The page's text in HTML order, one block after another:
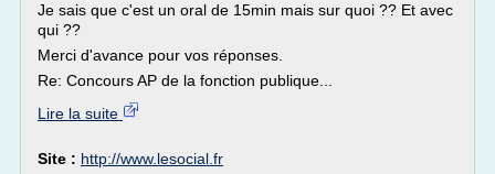
Je sais que c'est un oral de 15min mais sur quoi ?? Et avec
qui ??
Merci d'avance pour vos réponses.
Re: Concours AP de la fonction publique...
Lire la suite
Site : http://www.lesocial.fr